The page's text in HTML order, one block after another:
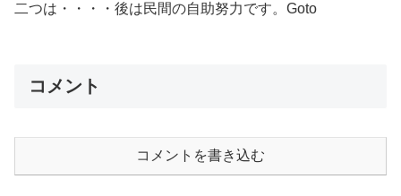
二つは・・・・後は民間の自助努力です。Goto
コメント
コメントを書き込む